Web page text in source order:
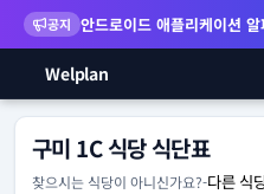
공지 안드로이드 애플리케이션
Welplan
구미 1C 식당 식단표
찾으시는 식당이 아니신가요?-다른 식